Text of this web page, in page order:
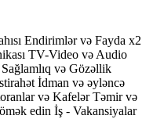
Endirimlər və Fayda x2
TV-Video və Audio
Sağlamlıq və Gözəllik
İdman və əyləncə
və Kafelər Təmir və
edin İş - Vakansiyalar